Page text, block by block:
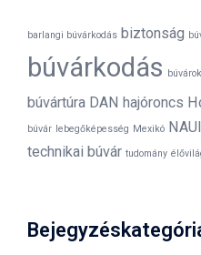
barlangi búvárkodás biztonság
búvárkodás
búvártúra DAN hajóroncs
búvár lebegőképesség Mexikó NAUI
technikai búvár tudomány